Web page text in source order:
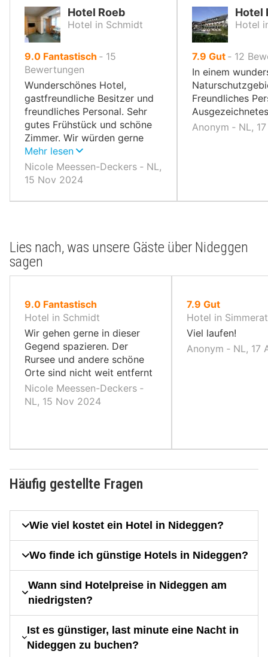
Hotel Roeb
Hotel in Schmidt
9.0von
10,
Fantastisch ‐ 15
Bewertungen
Wunderschönes Hotel,
gastfreundliche Besitzer und
freundliches Personal. Sehr
gutes Frühstück und schöne
Zimmer. Wir würden gerne
hier bleiben!
Mehr lesen
Nicole Meessen-Deckers ‐ NL,
15 Nov 2024
Hotel
Hotel
7.9 von
10,
Gut ‐ 12
In einem
Freundliches
Anonym ‐ NL,
Lies nach, was unsere Gäste über Nideggen
sagen
9.0von
10,
Fantastisch
Hotel in Schmidt
Wir gehen gerne in dieser
Gegend spazieren. Der
Rursee und andere schöne
Orte sind nicht weit entfernt
Nicole Meessen-Deckers ‐
NL, 15 Nov 2024
7.9 von
10,
Gut
Hotel in
Viel laufen!
Anonym ‐ NL, 17
Häufig gestellte Fragen
Wie viel kostet ein Hotel in Nideggen?
Wo finde ich günstige Hotels in Nideggen?
Wann sind Hotelpreise in Nideggen am
niedrigsten?
Ist es günstiger, last minute eine Nacht in
Nideggen zu buchen?